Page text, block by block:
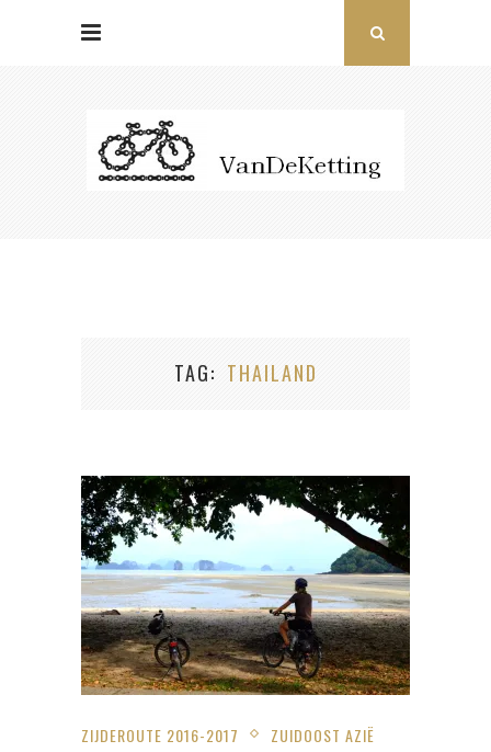
TAG THAILAND
ZIJDEROUTE 2016-2017 ZUIDOOST AZIË